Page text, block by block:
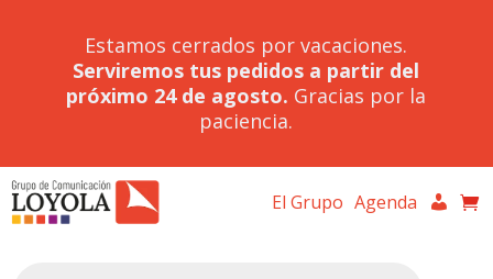
Estamos cerrados por vacaciones.
Serviremos tus pedidos a partir del
próximo 24 de agosto. Gracias por la
paciencia.
El Grupo Agenda